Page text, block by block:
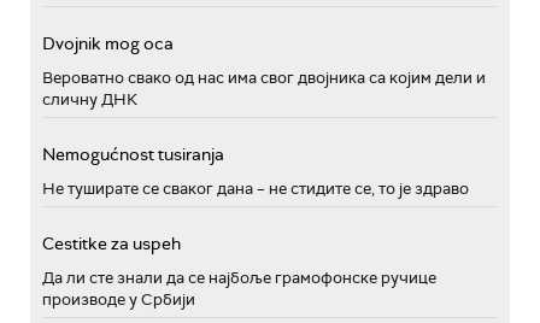
Dvojnik mog oca
Вероватно свако од нас има свог двојника са којим дели и
сличну ДНК
Nemogućnost tusiranja
Не туширате се сваког дана – не стидите се, то је здраво
Cestitke za uspeh
Да ли сте знали да се најбоље грамофонске ручице
производе у Србији